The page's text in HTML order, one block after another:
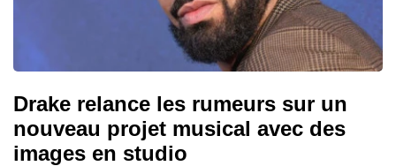
Drake relance les rumeurs sur un
nouveau projet musical avec des
images en studio